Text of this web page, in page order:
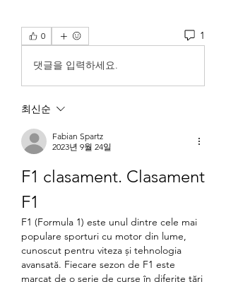
0 1
댓글을 입력하세요.
최신순
Fabian Spartz
2023년 9월 24일
F1 clasament. Clasament
F1
F1 (Formula 1) este unul dintre cele mai
populare sporturi cu motor din lume,
cunoscut pentru viteza și tehnologia
avansată. Fiecare sezon de F1 este
marcat de o serie de curse în diferite țări